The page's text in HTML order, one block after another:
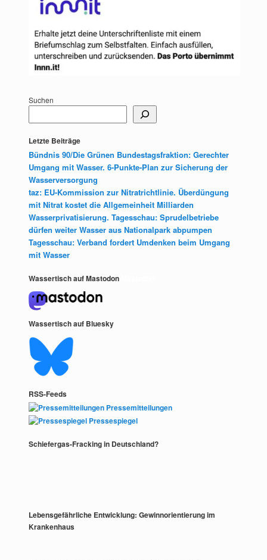
Suchen
Letzte Beiträge
Bündnis 90/Die Grünen Bundestagsfraktion: Gerechter
Umgang mit Wasser. 6-Punkte-Plan zur Sicherung der
Wasserversorgung
taz: EU-Kommission zur Nitratrichtlinie. Überdüngung
mit Nitrat kostet die Allgemeinheit Milliarden
Wasserprivatisierung. Tagesschau: Sprudelbetriebe
dürfen weiter Wasser aus Nationalpark abpumpen
Tagesschau: Verband fordert Umdenken beim Umgang
mit Wasser
Wassertisch auf Mastodon
Wassertisch auf Bluesky
RSS-Feeds
Pressemitteilungen
Pressespiegel
Schiefergas-Fracking in Deutschland?
Lebensgefährliche Entwicklung: Gewinnorientierung im
Krankenhaus